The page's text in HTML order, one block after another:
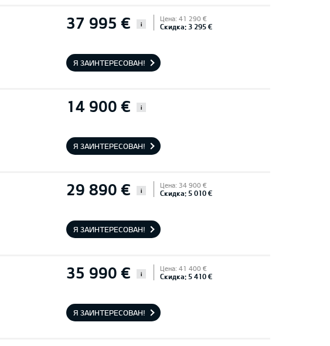
37 995 € i
Цена: 41 290 €
Скидка: 3 295 €
Я ЗАИНТЕРЕСОВАН!
14 900 € i
Я ЗАИНТЕРЕСОВАН!
29 890 € i
Цена: 34 900 €
Скидка: 5 010 €
Я ЗАИНТЕРЕСОВАН!
35 990 € i
Цена: 41 400 €
Скидка: 5 410 €
Я ЗАИНТЕРЕСОВАН!